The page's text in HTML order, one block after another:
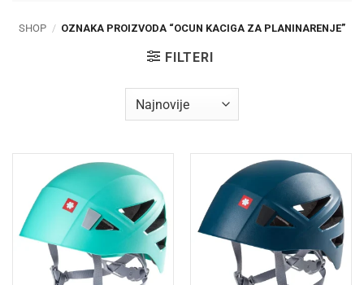
SHOP / OZNAKA PROIZVODA “OCUN KACIGA ZA PLANINARENJE”
FILTERI